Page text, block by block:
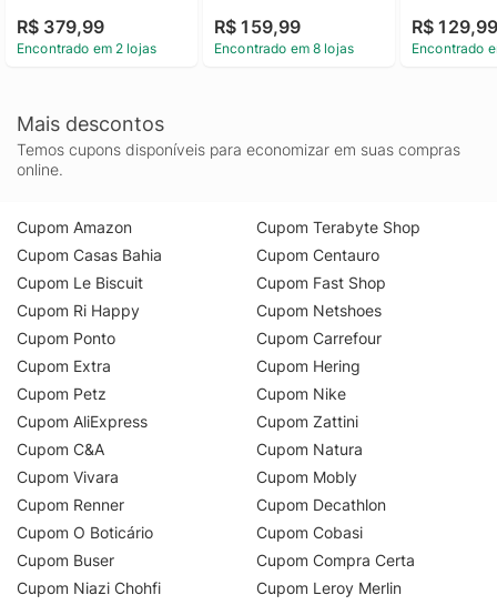
R$ 379,99
Encontrado em 2 lojas
R$ 159,99
Encontrado em 8 lojas
R$
Encontrado
Mais descontos
Temos cupons disponíveis para economizar em suas compras
online.
Cupom Amazon
Cupom Casas Bahia
Cupom Le Biscuit
Cupom Ri Happy
Cupom Ponto
Cupom Extra
Cupom Petz
Cupom AliExpress
Cupom C&A
Cupom Vivara
Cupom Renner
Cupom O Boticário
Cupom Buser
Cupom Niazi Chohfi
Cupom Terabyte Shop
Cupom Centauro
Cupom Fast Shop
Cupom Netshoes
Cupom Carrefour
Cupom Hering
Cupom Nike
Cupom Zattini
Cupom Natura
Cupom Mobly
Cupom Decathlon
Cupom Cobasi
Cupom Compra Certa
Cupom Leroy Merlin